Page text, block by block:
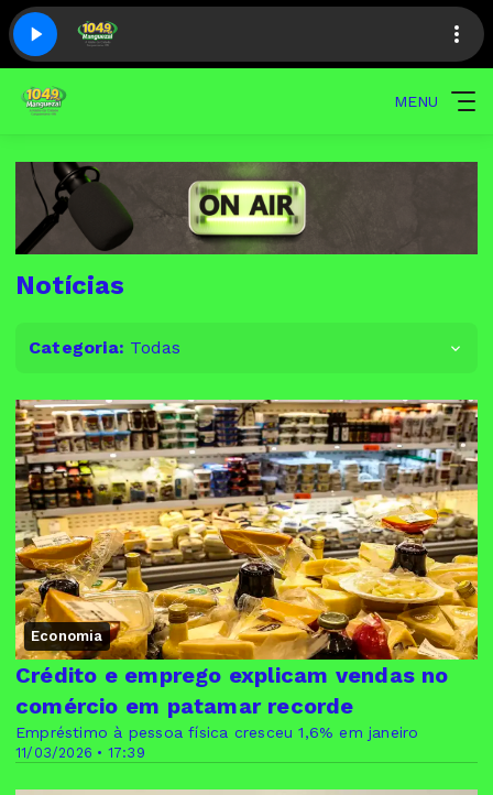
MENU
Notícias
Categoria: Todas
Economia
11/03/2026 • 17:39
Crédito e emprego explicam vendas no
comércio em patamar recorde
Empréstimo à pessoa física cresceu 1,6% em janeiro